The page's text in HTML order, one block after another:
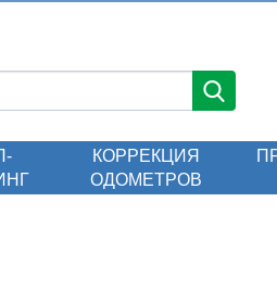
КОРРЕКЦИЯ
ОДОМЕТРОВ